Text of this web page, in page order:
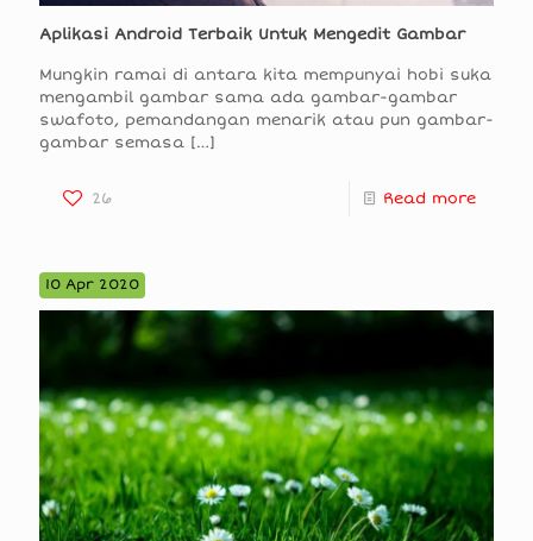
Aplikasi Android Terbaik Untuk Mengedit Gambar
Mungkin ramai di antara kita mempunyai hobi suka
mengambil gambar sama ada gambar-gambar
swafoto, pemandangan menarik atau pun gambar-
gambar semasa […]
26 Read more
10 Apr 2020